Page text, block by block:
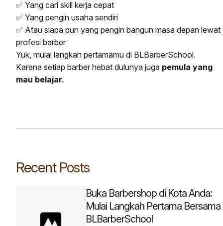
✅ Yang cari skill kerja cepat
✅ Yang pengin usaha sendiri
✅ Atau siapa pun yang pengin bangun masa depan lewat
profesi barber
Yuk, mulai langkah pertamamu di BLBarberSchool.
Karena setiap barber hebat dulunya juga pemula yang
mau belajar.
Recent Posts
Buka Barbershop di Kota Anda:
Mulai Langkah Pertama Bersama
BLBarberSchool